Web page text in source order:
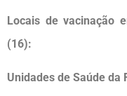
Locais de vacinação
(16):
Unidades de Saúde da